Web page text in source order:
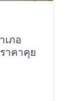
เภอ
าคาคุย